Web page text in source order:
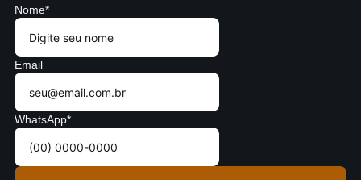
Nome*
Email
WhatsApp*